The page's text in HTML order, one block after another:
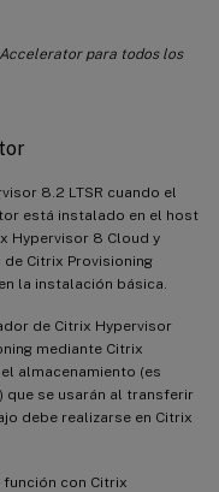
para todos los
8.2 LTSR cuando el
está instalado en el host
Hypervisor 8 Cloud y
Citrix Provisioning
la instalación básica.
de Citrix Hypervisor
mediante Citrix
almacenamiento (es
se usarán al transferir
debe realizarse en Citrix
función con Citrix